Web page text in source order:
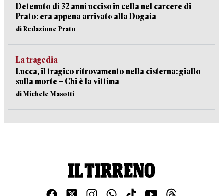
Detenuto di 32 anni ucciso in cella nel carcere di
Prato: era appena arrivato alla Dogaia
di Redazione Prato
La tragedia
Lucca, il tragico ritrovamento nella cisterna: giallo
sulla morte – Chi è la vittima
di Michele Masotti